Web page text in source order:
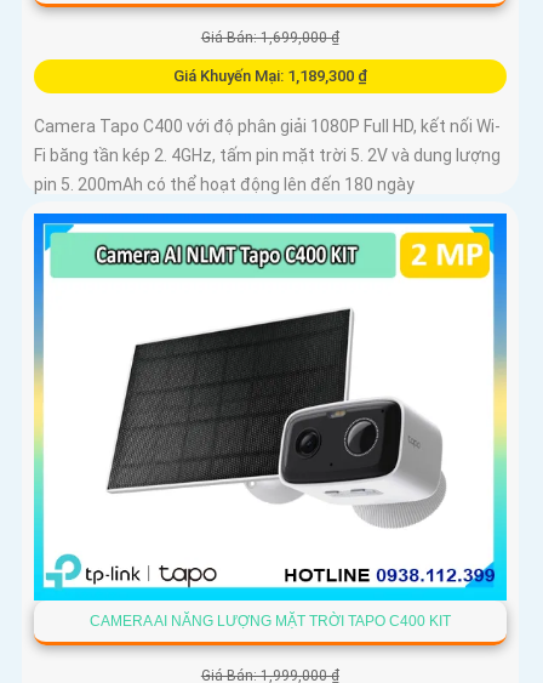
Giá Bán: 1,699,000 ₫
Giá Khuyến Mại: 1,189,300 ₫
Camera Tapo C400 với độ phân giải 1080P Full HD, kết nối Wi-
Fi băng tần kép 2. 4GHz, tấm pin mặt trời 5. 2V và dung lượng
pin 5. 200mAh có thể hoạt động lên đến 180 ngày
CAMERA AI NĂNG LƯỢNG MẶT TRỜI TAPO C400 KIT
Giá Bán: 1,999,000 ₫